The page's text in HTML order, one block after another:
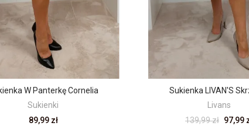
W Panterkę Cornelia
Sukienki
89,99 zł
Sukienka LIVAN'S
Livans
139,99 zł 97,99